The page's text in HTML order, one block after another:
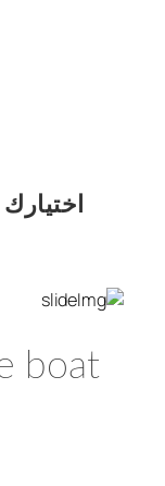
اختيارك